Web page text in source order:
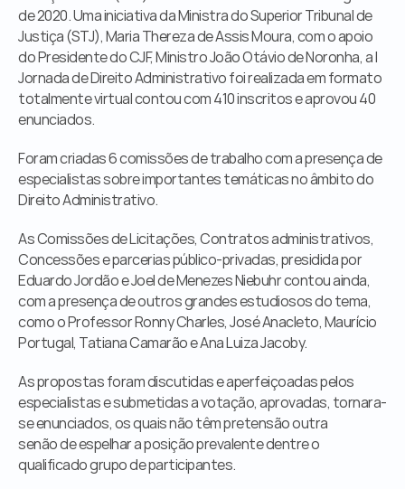
de 2020. Uma iniciativa da Ministra do Superior Tribunal de
Justiça (STJ), Maria Thereza de Assis Moura, com o apoio
do Presidente do CJF, Ministro João Otávio de Noronha, a I
Jornada de Direito Administrativo foi realizada em formato
totalmente virtual contou com 410 inscritos e aprovou 40
enunciados.
Foram criadas 6 comissões de trabalho com a presença de
especialistas sobre importantes temáticas no âmbito do
Direito Administrativo.
As Comissões de Licitações, Contratos administrativos,
Concessões e parcerias público-privadas, presidida por
Eduardo Jordão e Joel de Menezes Niebuhr contou ainda,
com a presença de outros grandes estudiosos do tema,
como o Professor Ronny Charles, José Anacleto, Maurício
Portugal, Tatiana Camarão e Ana Luiza Jacoby.
As propostas foram discutidas e aperfeiçoadas pelos
especialistas e submetidas a votação, aprovadas, tornara-
se enunciados, os quais não têm pretensão outra
senão de espelhar a posição prevalente dentre o
qualificado grupo de participantes.